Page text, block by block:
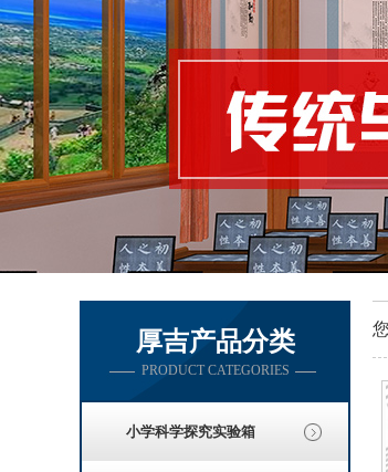
厚吉产品分类
PRODUCT CATEGORIES
小学科学探究实验箱